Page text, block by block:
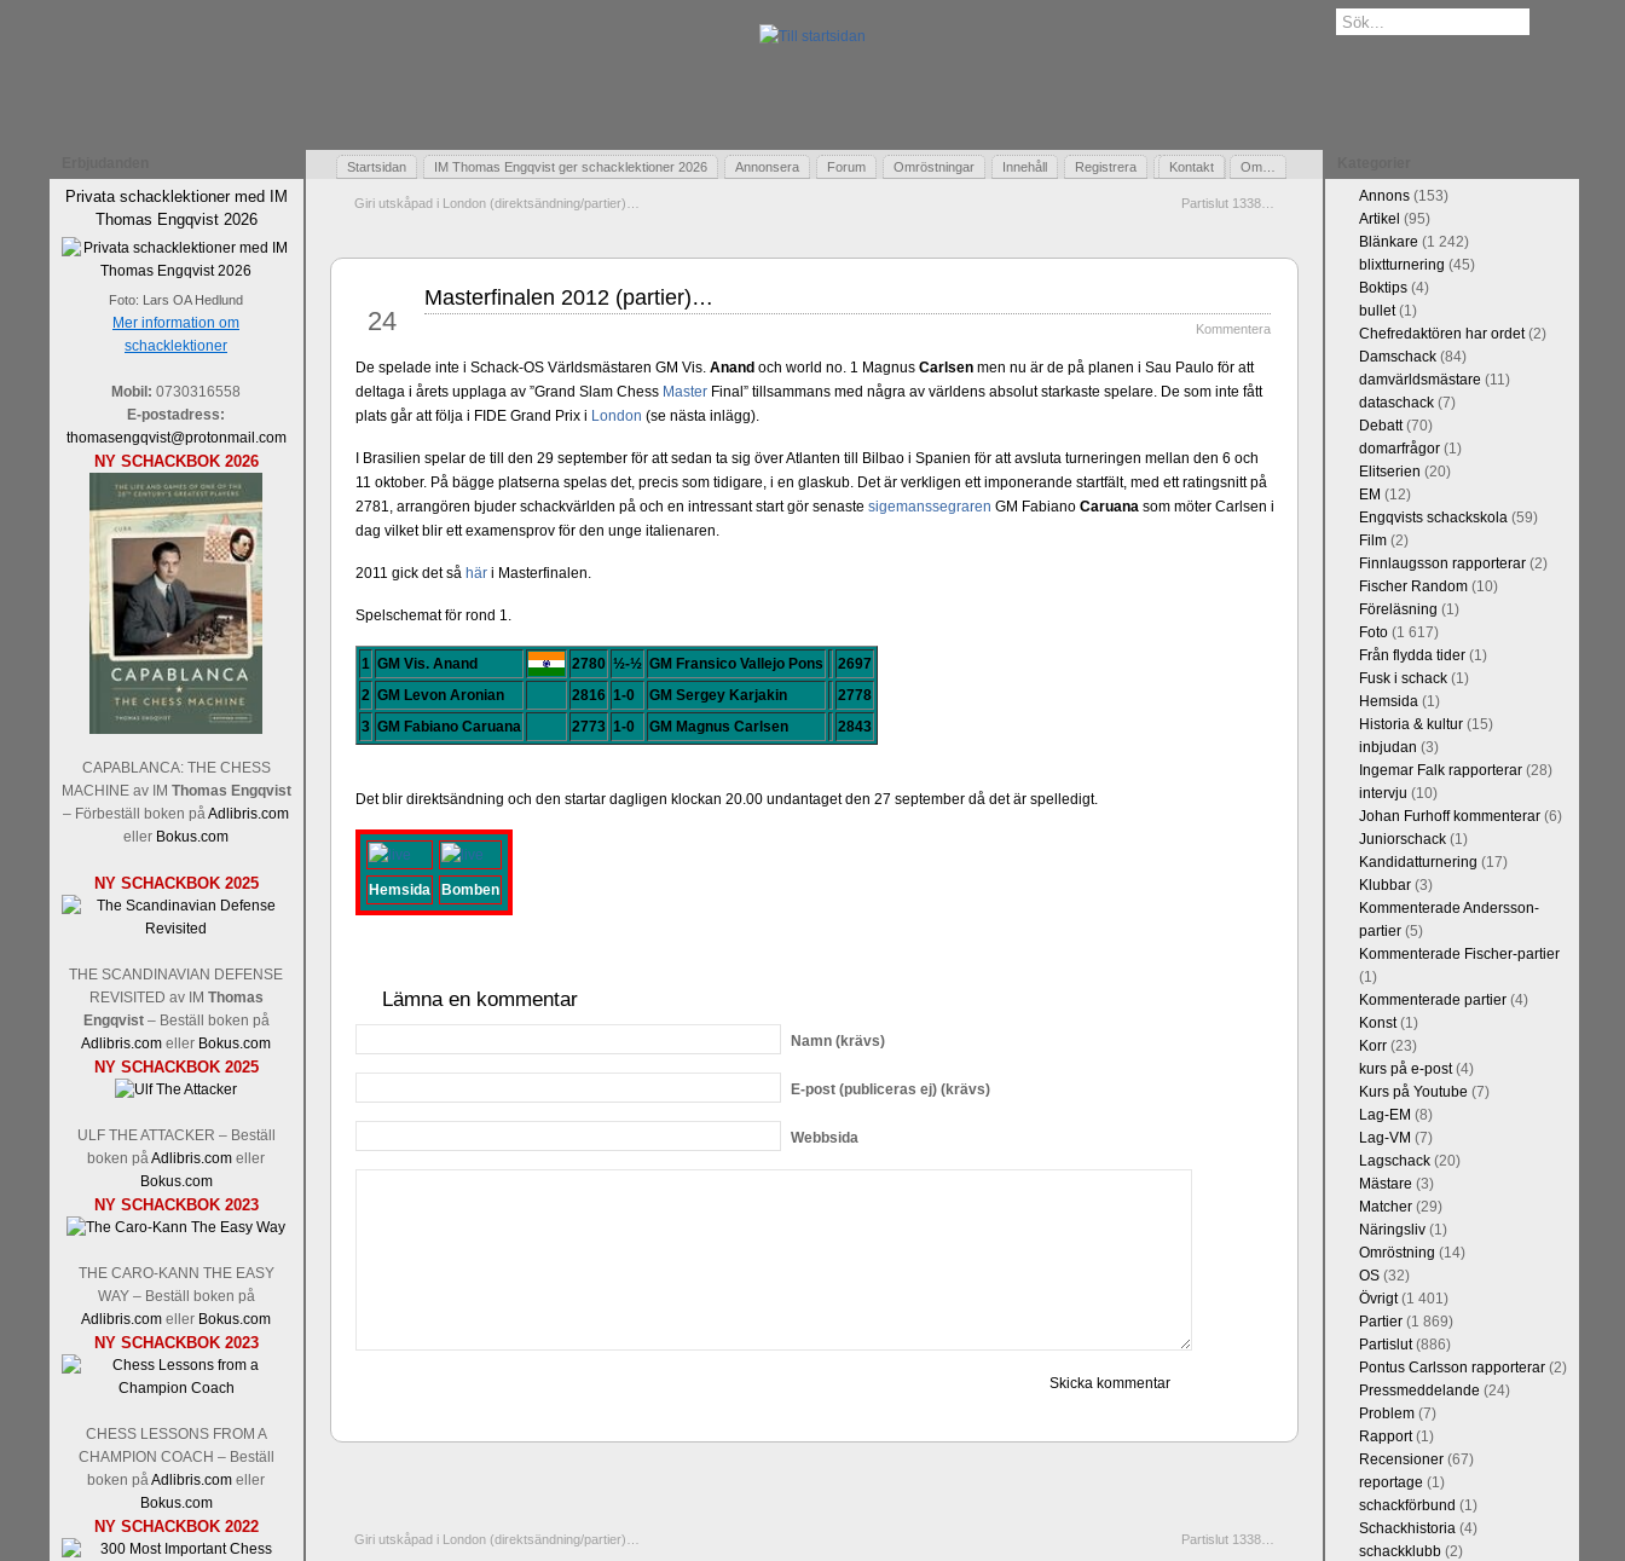
Privata schacklektioner med IM
Thomas Engqvist 2026
Foto: Lars OA Hedlund
Mer information om
schacklektioner
Mobil: 0730316558
E-postadress:
thomasengqvist@protonmail.com
NY SCHACKBOK 2026
CAPABLANCA: THE CHESS
MACHINE av IM Thomas Engqvist
– Förbeställ boken påAdlibris.com
eller Bokus.com
NY SCHACKBOK 2025
THE SCANDINAVIAN DEFENSE
REVISITED av IM Thomas
Engqvist– Beställ boken på
Adlibris.com eller Bokus.com
NY SCHACKBOK 2025
ULF THE ATTACKER – Beställ
boken påAdlibris.com eller
Bokus.com
NY SCHACKBOK 2023
THE CARO-KANN THE EASY
WAY – Beställ boken på
Adlibris.com eller Bokus.com
NY SCHACKBOK 2023
CHESS LESSONS FROM A
CHAMPION COACH – Beställ
boken påAdlibris.com eller
Bokus.com
NY SCHACKBOK 2022
Startsidan IM Thomas Engqvist ger schacklektioner 2026 Annonsera Forum Omröstningar Innehåll Registrera Kontakt Om…
Gästbok
Giri utskåpad i London (direktsändning/partier)… Partislut 1338…
24
Masterfinalen 2012 (partier)…
Kommentera
De spelade inte i Schack-OS Världsmästaren GM Vis. Anand och world no. 1 Magnus Carlsenmen nu är de på planen i Sau Paulo för att
deltaga i årets upplaga av ”Grand Slam Chess MasterFinal” tillsammans med några av världens absolut starkaste spelare. De som inte fått
plats går att följa i FIDE Grand Prix i London (se nästa inlägg).
I Brasilien spelar de till den 29 september för att sedan ta sig över Atlanten till Bilbao i Spanien för att avsluta turneringen mellan den 6 och
11 oktober. På bägge platserna spelas det, precis som tidigare, i en glaskub. Det är verkligen ett imponerande startfält, med ett ratingsnitt på
2781, arrangören bjuder schackvärlden på och en intressant start gör senaste sigemanssegraren GM Fabiano Caruana som möter Carlsen i
dag vilket blir ett examensprov för den unge italienaren.
2011 gick det så häri Masterfinalen.
Spelschemat för rond 1.
1 GM Vis. Anand 2780 ½-½ GM Fransico Vallejo Pons
2697
2 GM Levon Aronian 2816 1-0 GM Sergey Karjakin
2778
3 GM Fabiano Caruana 2773 1-0 GM Magnus Carlsen 2843
Det blir direktsändning och den startar dagligen klockan 20.00 undantaget den 27 september då det är spelledigt.
Hemsida Bomben
Lämna en kommentar
Namn(krävs)
E-post(publiceras ej) (krävs)
Webbsida
Giri utskåpad i London (direktsändning/partier)… Partislut 1338…
Annons(153)
Artikel (95)
Blänkare (1 242)
blixtturnering (45)
Boktips(4)
bullet(1)
Chefredaktören har ordet(2)
Damschack(84)
damvärldsmästare (11)
dataschack(7)
Debatt(70)
domarfrågor(1)
Elitserien (20)
EM (12)
Engqvists schackskola(59)
Film(2)
Finnlaugsson rapporterar(2)
Fischer Random(10)
Föreläsning (1)
Foto(1 617)
Från flydda tider(1)
Fusk i schack(1)
Hemsida(1)
Historia & kultur(15)
inbjudan (3)
Ingemar Falk rapporterar(28)
intervju (10)
Johan Furhoff kommenterar(6)
Juniorschack(1)
Kandidatturnering (17)
Klubbar(3)
Kommenterade Andersson-
partier(5)
Kommenterade Fischer-partier
(1)
Kommenterade partier(4)
Konst(1)
Korr(23)
kurs på e-post(4)
Kurs på Youtube (7)
Lag-EM (8)
Lag-VM (7)
Lagschack(20)
Mästare (3)
Matcher(29)
Näringsliv(1)
Omröstning (14)
OS(32)
Övrigt(1 401)
Partier(1 869)
Partislut(886)
Pontus Carlsson rapporterar(2)
Pressmeddelande (24)
Problem(7)
Rapport(1)
Recensioner(67)
reportage (1)
schackförbund (1)
Schackhistoria(4)
schackklubb(2)